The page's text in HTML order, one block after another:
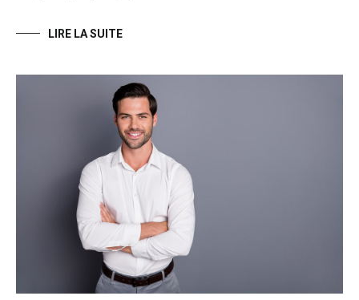
LIRE LA SUITE